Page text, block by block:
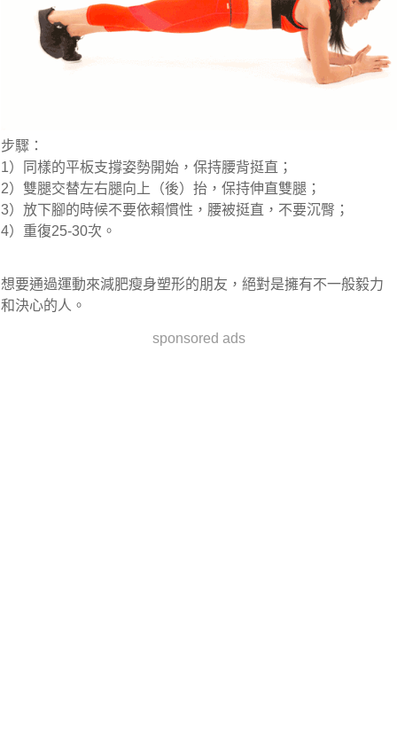
步驟：
1）同樣的平板支撐姿勢開始，保持腰背挺直；
2）雙腿交替左右腿向上（後）抬，保持伸直雙腿；
3）放下腳的時候不要依賴慣性，腰被挺直，不要沉臀；
4）重復25-30次。
想要通過運動來減肥瘦身塑形的朋友，絕對是擁有不一般毅力
和決心的人。
sponsored ads